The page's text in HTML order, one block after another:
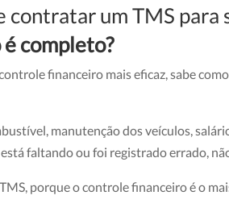
contratar um TMS para
completo?
financeiro mais eficaz, sabe
manutenção dos veículos,
faltando ou foi registrado errado,
porque o controle financeiro é o